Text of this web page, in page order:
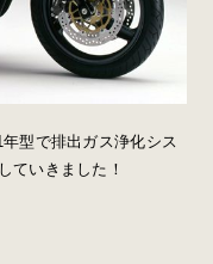
型で排出ガス浄化シス
ていきました！